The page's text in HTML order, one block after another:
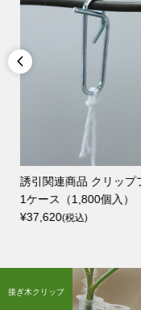

誘引関連商品 クリップ
1ケース（1,800個入）
¥37,620(税込)
接ぎ木クリップ